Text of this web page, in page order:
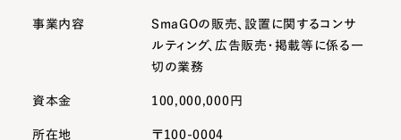
事業内容
SmaGOの販売、設置に関するコンサ
ルティング、 広告販売・掲載等に係る一
切の業務
資本金 100,000,000円
所在地
〒100-0004